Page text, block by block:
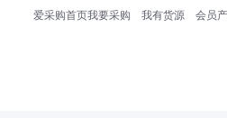
爱采购首页我要采购 我有货源 会员